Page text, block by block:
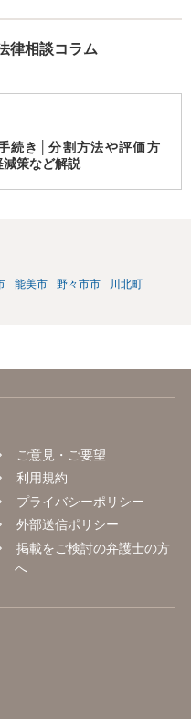
律相談コラム
続き│分割方法や評価方
策など解説
能美市 野々市市
川北町
ご意見・ご要望
利用規約
プライバシーポリシー
外部送信ポリシー
掲載をご検討の弁護士の方
へ